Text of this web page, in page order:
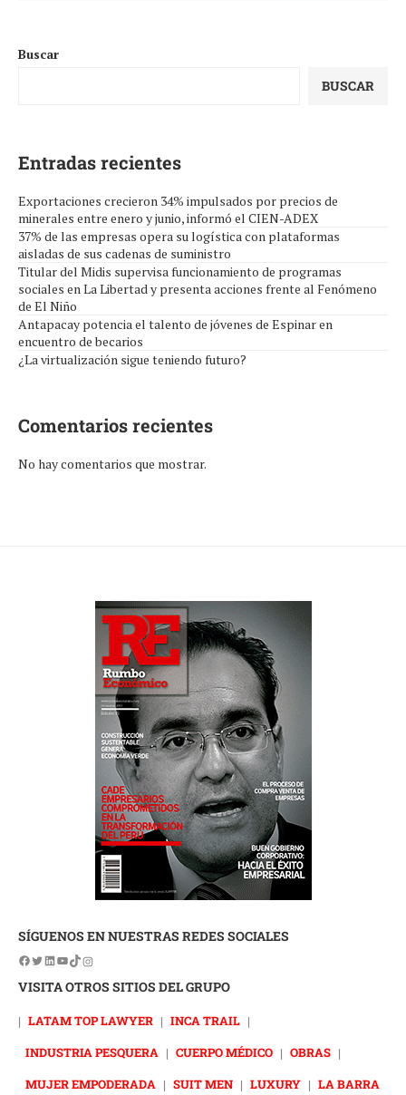
Buscar
BUSCAR
Entradas recientes
Exportaciones crecieron 34% impulsados por precios de
minerales entre enero y junio, informó el CIEN-ADEX
37% de las empresas opera su logística con plataformas
aisladas de sus cadenas de suministro
Titular del Midis supervisa funcionamiento de programas
sociales en La Libertad y presenta acciones frente al Fenómeno
de El Niño
Antapacay potencia el talento de jóvenes de Espinar en
encuentro de becarios
¿La virtualización sigue teniendo futuro?
Comentarios recientes
No hay comentarios que mostrar.
SÍGUENOS EN NUESTRAS REDES SOCIALES
VISITA OTROS SITIOS DEL GRUPO
| LATAM TOP LAWYER | INCA TRAIL |
INDUSTRIA PESQUERA | CUERPO MÉDICO | OBRAS |
MUJER EMPODERADA | SUIT MEN | LUXURY | LA BARRA